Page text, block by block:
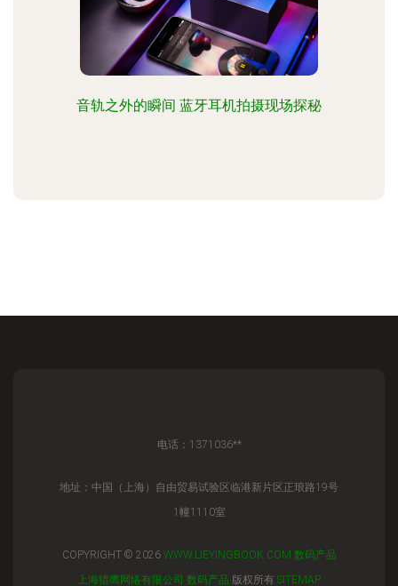
音轨之外的瞬间 蓝牙耳机拍摄现场探秘
电话：1371036**
地址：中国（上海）自由贸易试验区临港新片区正琅路19号
1幢1110室
COPYRIGHT © 2026 WWW.LIEYINGBOOK.COM 数码产品
上海猎鹰网络有限公司 数码产品 版权所有 SITEMAP